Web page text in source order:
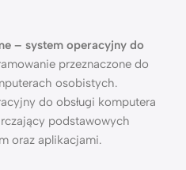
– system operacyjny do
przeznaczone do
osobistych.
do obsługi komputera
podstawowych
oraz aplikacjami.